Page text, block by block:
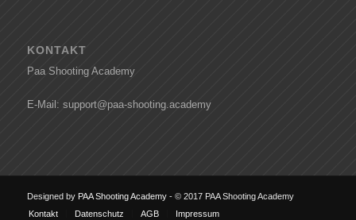
KONTAKT
Paa Shooting Academy
E-Mail: support@paa-shooting.academy
Designed by PAA Shooting Academy- © 2017 PAA Shooting Academy
Kontakt
Datenschutz AGB Impressum